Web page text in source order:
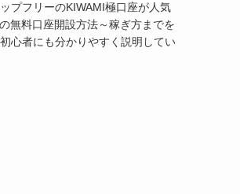
プフリーのKIWAMI極口座が人気
無料口座開設方法～稼ぎ方までを
心者にも分かりやすく説明してい